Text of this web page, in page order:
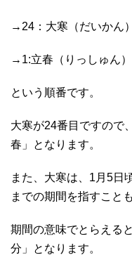
→24：大寒（だいかん
→1:立春（りっしゅん
という順番です。
大寒が24番目ですので
春」となります。
また、大寒は、1月5日
までの期間を指すこと
期間の意味でとらえる
分」となります。